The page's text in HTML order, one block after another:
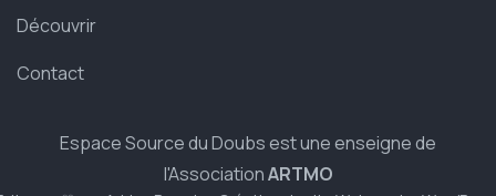
Découvrir
Contact
Espace Source du Doubs est une enseigne de
l'AssociationARTMO